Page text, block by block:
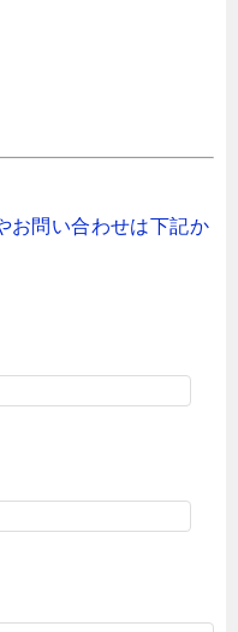
お問い合わせは下記か